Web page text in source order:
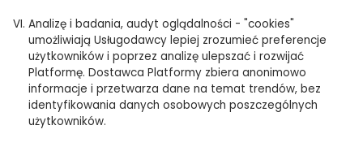
Analizę i badania, audyt oglądalności - "cookies"
umożliwiają Usługodawcy lepiej zrozumieć preferencje
użytkowników i poprzez analizę ulepszać i rozwijać
Platformę. Dostawca Platformy zbiera anonimowo
informacje i przetwarza dane na temat trendów, bez
identyfikowania danych osobowych poszczególnych
użytkowników.